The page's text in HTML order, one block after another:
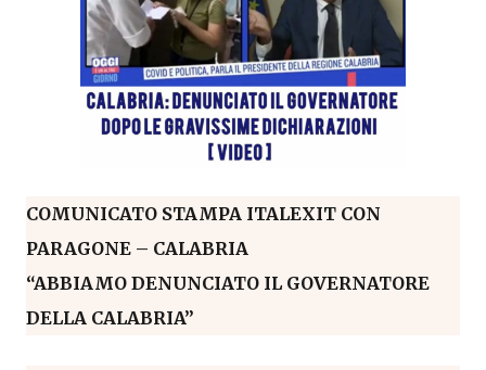
COMUNICATO STAMPA ITALEXIT CON
PARAGONE – CALABRIA
“ABBIAMO DENUNCIATO IL GOVERNATORE
DELLA CALABRIA”